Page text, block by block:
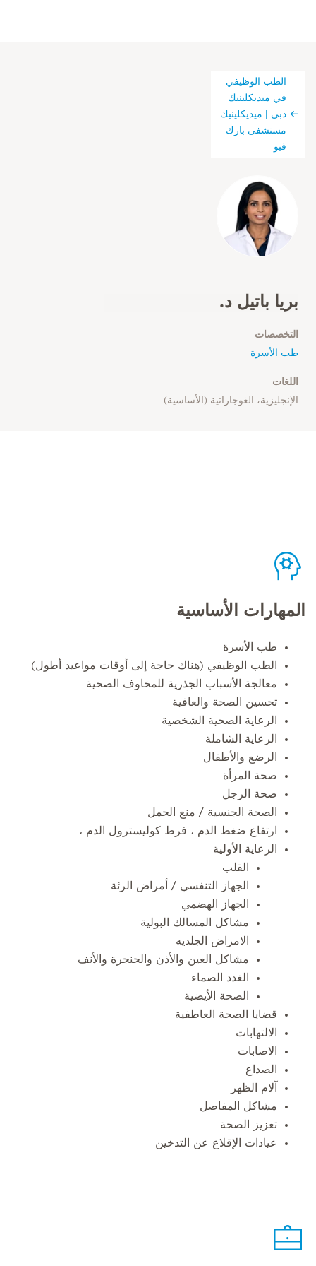
الطب الوظيفي
في ميديكلينيك
دبي | ميديكلينيك
مستشفى بارك
فيو
بريا باتيل د.
التخصصات
طب الأسرة
اللغات
الإنجليزية، الغوجاراتية (الأساسية)
المهارات الأساسية
طب الأسرة
الطب الوظيفي (هناك حاجة إلى أوقات مواعيد أطول)
معالجة الأسباب الجذرية للمخاوف الصحية
تحسين الصحة والعافية
الرعاية الصحية الشخصية
الرعاية الشاملة
الرضع والأطفال
صحة المرأة
صحة الرجل
الصحة الجنسية / منع الحمل
ارتفاع ضغط الدم ، فرط كوليسترول الدم ،
الرعاية الأولية
القلب
الجهاز التنفسي / أمراض الرئة
الجهاز الهضمي
مشاكل المسالك البولية
الامراض الجلديه
مشاكل العين والأذن والحنجرة والأنف
الغدد الصماء
الصحة الأيضية
قضايا الصحة العاطفية
الالتهابات
الاصابات
الصداع
آلام الظهر
مشاكل المفاصل
تعزيز الصحة
عيادات الإقلاع عن التدخين